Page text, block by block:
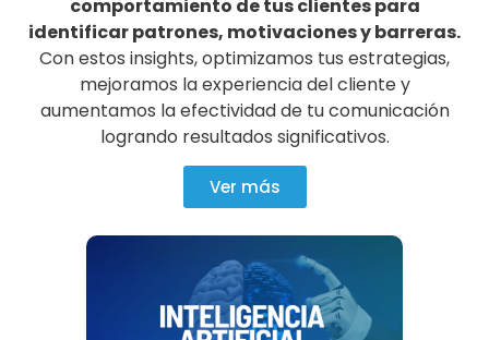
comportamiento de tus clientes para
identificar patrones, motivaciones y barreras.
Con estos insights, optimizamos tus estrategias,
mejoramos la experiencia del cliente y
aumentamos la efectividad de tu comunicación
logrando resultados significativos.
Ver más